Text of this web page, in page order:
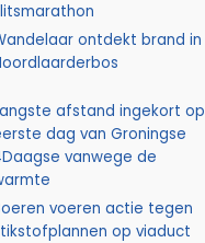
ontdekt brand in
afstand ingekort op
dag van Groningse
vanwege de
voeren actie tegen
op viaduct